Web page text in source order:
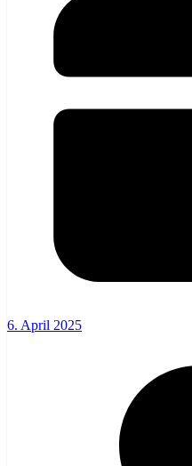
6. April 2025